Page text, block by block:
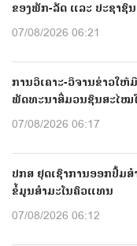
ຂອງພັກ-ລັດ ແລະ ປະຊາຊົນ
07/08/2026 06:21
ການວິເຄາະ-ວິຈານຂ່າວໃ
ພັດທະນາສື່ມວນຊົນສະໄ
07/08/2026 06:17
ປກສ ຢຸດເຊົາການອອກປື້ມ
ຂໍ້ມູນສຳມະໂນຄົວແທນ
07/08/2026 06:12